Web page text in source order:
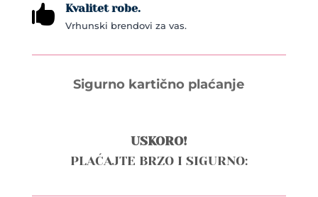
 Kvalitet robe.
Vrhunski brendovi za vas.
Sigurno kartično plaćanje
USKORO!
PLAĆAJTE BRZO I SIGURNO: